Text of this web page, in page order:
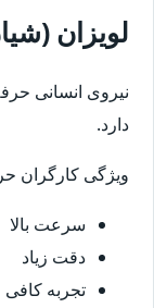
لویزان
نیروی انسانی
دارد.
ویژگی کارگران
سرعت بالا
دقت زیاد
تجربه کافی